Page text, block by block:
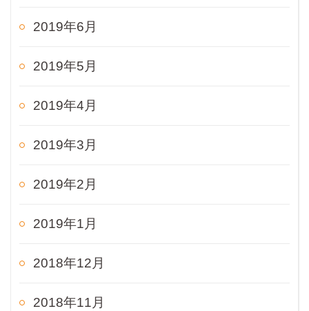
2019年6月
2019年5月
2019年4月
2019年3月
2019年2月
2019年1月
2018年12月
2018年11月